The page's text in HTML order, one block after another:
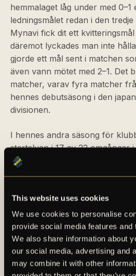
This website uses cookies
We use cookies to personalise
provide social media features and
We also share information about
our social media, advertising and
may combine it with other
hemmalaget låg under med
ledningsmålet redan i den
Mynavi fick dit ett
däremot lyckades man inte
gjorde ett mål sent i matchen
även vann mötet med 2–1. Det
matcher, varav fyra matcher
hennes debutsäsong i den
divisionen.
I hennes andra säsong för
startelvan i 17 av 22 omgångar
Mynavi till slut placerade sig på
ligatabellen.
Den 9 juli 2024 meddelade AIK
kommit överens med japanskan
sträcker sig till den 31
den 24 augusti samma år när
besök till Skytteholms IP i
startelvan och skulle även spela